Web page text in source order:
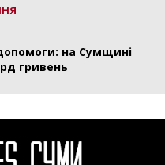
допомоги: на Сумщині
гривень